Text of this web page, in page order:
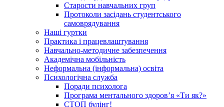
Старости навчальних груп
Протоколи засідань студентського
самоврядування
Наші гуртки
Практика і працевлаштування
Навчально-методичне забезпечення
Академічна мобільність
Неформальна (інформальна) освіта
Психологічна служба
Поради психолога
Програма ментального здоров’я «Ти як?»
СТОП булінг!